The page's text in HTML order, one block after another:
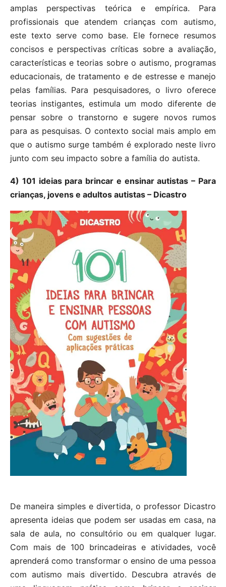
amplas perspectivas teórica e empírica. Para
profissionais que atendem crianças com autismo,
este texto serve como base. Ele fornece resumos
concisos e perspectivas críticas sobre a avaliação,
características e teorias sobre o autismo, programas
educacionais, de tratamento e de estresse e manejo
pelas famílias. Para pesquisadores, o livro oferece
teorias instigantes, estimula um modo diferente de
pensar sobre o transtorno e sugere novos rumos
para as pesquisas. O contexto social mais amplo em
que o autismo surge também é explorado neste livro
junto com seu impacto sobre a família do autista.
4) 101 ideias para brincar e ensinar autistas – Para
crianças, jovens e adultos autistas – Dicastro
De maneira simples e divertida, o professor Dicastro
apresenta ideias que podem ser usadas em casa, na
sala de aula, no consultório ou em qualquer lugar.
Com mais de 100 brincadeiras e atividades, você
aprenderá como transformar o ensino de uma pessoa
com autismo mais divertido. Descubra através de